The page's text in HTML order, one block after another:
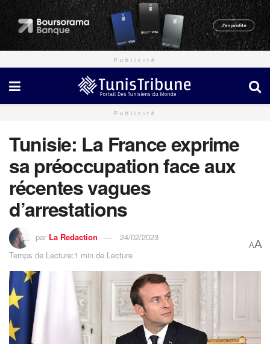
Publicité
Publicité
Tunisie: La France exprime
sa préoccupation face aux
récentes vagues
d’arrestations
par La Redaction
24/02/2023
Temps de Lecture:1 min de Lecture
AA